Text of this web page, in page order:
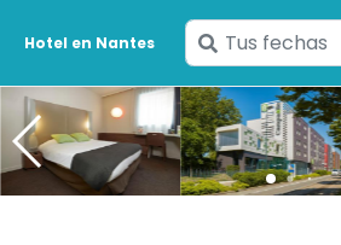
Hotel en Nantes
Ingresa
tus
fechas